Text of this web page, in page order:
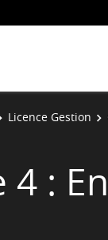
Licence Gestion
4 :